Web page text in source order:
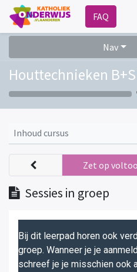
FAQ
Nav
Houttechnieken
Inhoud cursus
Sessies in groep
Zet op
Bij dit leerpad horen ook
groep. Wanneer je je
schreef je je misschien ook